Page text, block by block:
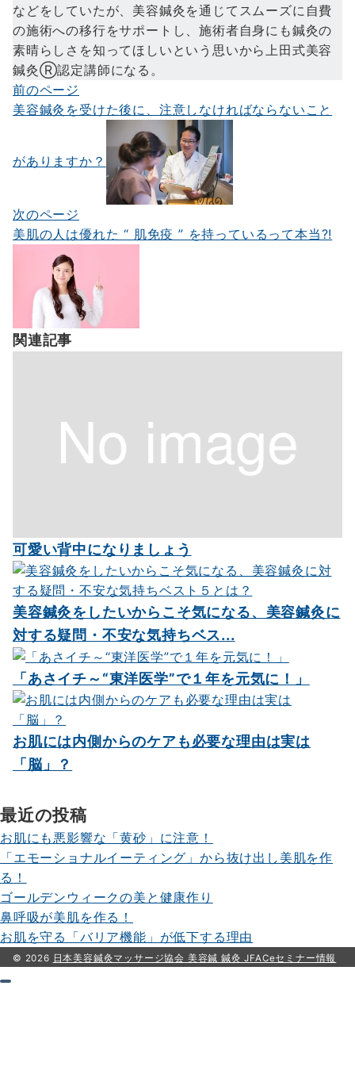
などをしていたが、美容鍼灸を通じてスムーズに自費
の施術への移行をサポートし、施術者自身にも鍼灸の
素晴らしさを知ってほしいという思いから上田式美容
鍼灸Ⓡ認定講師になる。
投
稿
ビ
ー
前のページ
美容鍼灸を受けた後に、注意しなければならないこと
がありますか？
次のページ
美肌の人は優れた “ 肌免疫 ” を持っているって本当?!
関連記事
可愛い背中になりましょう
美容鍼灸をしたいからこそ気になる、美容鍼灸に
対する疑問・不安な気持ちベス...
「あさイチ～“東洋医学”で１年を元気に！」
お肌には内側からのケアも必要な理由は実は
「脳」？
最近の投稿
お肌にも悪影響な「黄砂」に注意！
「エモーショナルイーティング」から抜け出し美肌を作
る！
ゴールデンウィークの美と健康作り
鼻呼吸が美肌を作る！
お肌を守る「バリア機能」が低下する理由
© 2026 日本美容鍼灸マッサージ協会 美容鍼 鍼灸 JFACeセミナー情報